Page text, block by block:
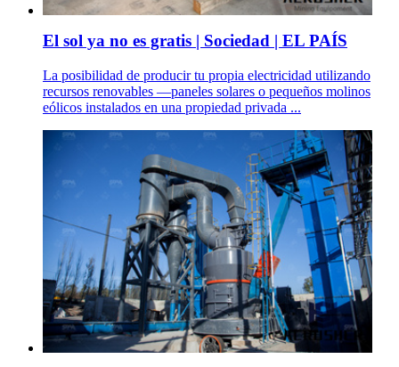
El sol ya no es gratis | Sociedad | EL PAÍS
La posibilidad de producir tu propia electricidad utilizando
recursos renovables —paneles solares o pequeños molinos
eólicos instalados en una propiedad privada ...